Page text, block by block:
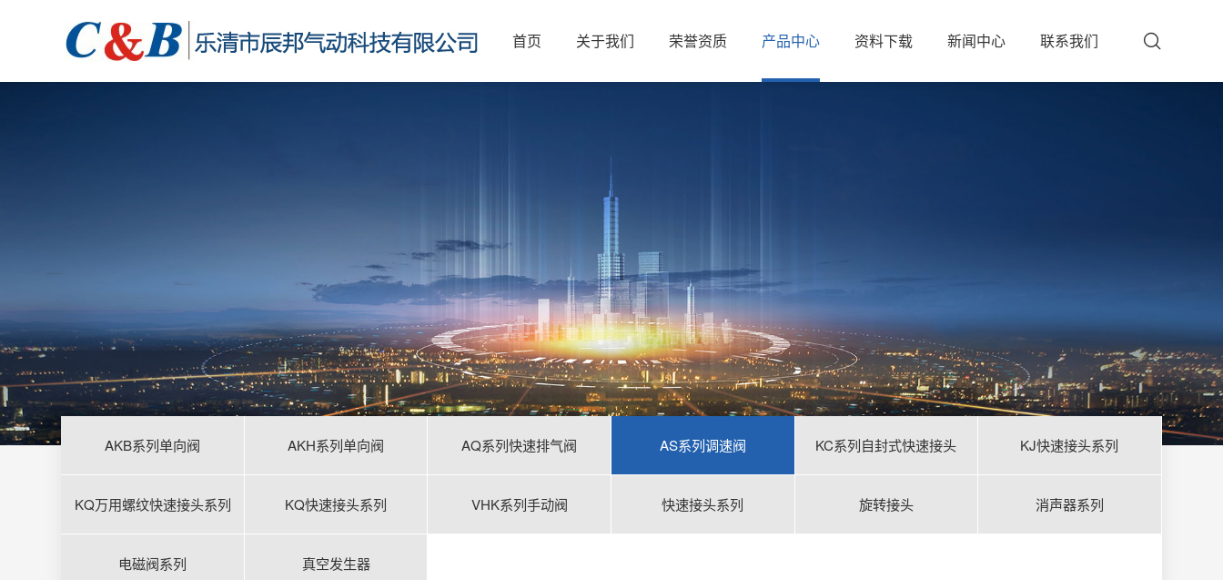
首页 关于我们 荣誉资质 产品中心 资料下载 新闻中心 联系我们
AKB系列单向阀 AKH系列单向阀 AQ系列快速排气阀 AS系列调速阀 KC系列自封式快速接头 KJ快速接头系列
KQ万用螺纹快速接头系列 KQ快速接头系列 VHK系列手动阀 快速接头系列 旋转接头 消声器系列
电磁阀系列 真空发生器